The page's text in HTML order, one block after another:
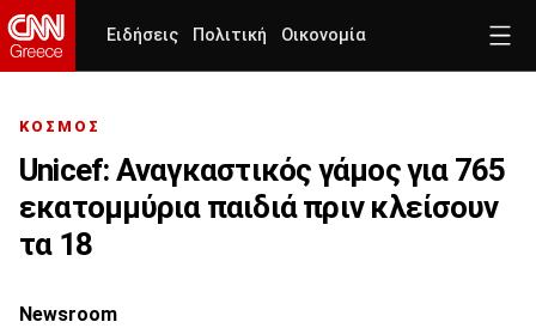
Ειδήσεις Πολιτική Οικονομία
ΚΟΣΜΟΣ
Unicef: Αναγκαστικός γάμος για 765
εκατομμύρια παιδιά πριν κλείσουν
τα 18
Newsroom